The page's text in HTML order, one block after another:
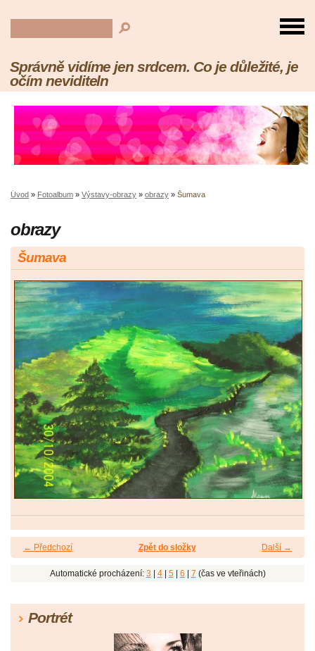
Správně vidíme jen srdcem. Co je důležité, je
očím neviditeln
Úvod » Fotoalbum » Výstavy-obrazy » obrazy » Šumava
obrazy
Šumava
← Předchozí Další →
Zpět do složky
Automatické procházení: 3 4| 5| 6 7 (čas ve vteřinách)
Portrét